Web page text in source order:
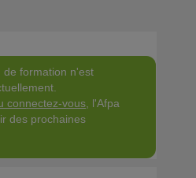
de formation n'est
connectez-vous , l'Afpa
des prochaines